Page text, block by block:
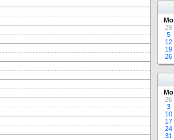
Mo
29
5
12
19
26
Mo
26
3
10
17
24
31